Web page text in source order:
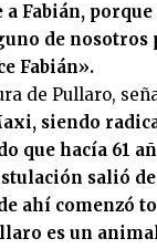
a Fabián,
de nosotros
Fabián».
de Pullaro,
siendo
que hacía 61
salió
ahí comenzó
es un